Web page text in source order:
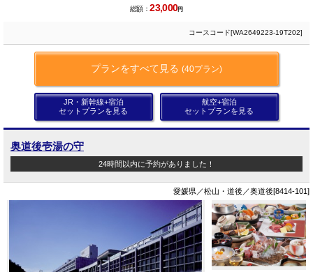
総額：23,000円
コースコード[WA2649223-19T202]
プランをすべて見る (40プラン)
JR・新幹線+宿泊
セットプランを見る
航空+宿泊
セットプランを見る
奥道後壱湯の守
24時間以内に予約がありました！
愛媛県／松山・道後／奥道後[8414-101]